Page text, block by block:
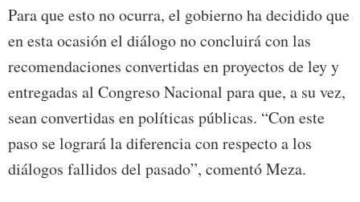
Para que esto no ocurra, el gobierno ha decidido que
en esta ocasión el diálogo no concluirá con las
recomendaciones convertidas en proyectos de ley y
entregadas al Congreso Nacional para que, a su vez,
sean convertidas en políticas públicas. “Con este
paso se logrará la diferencia con respecto a los
diálogos fallidos del pasado”, comentó Meza.